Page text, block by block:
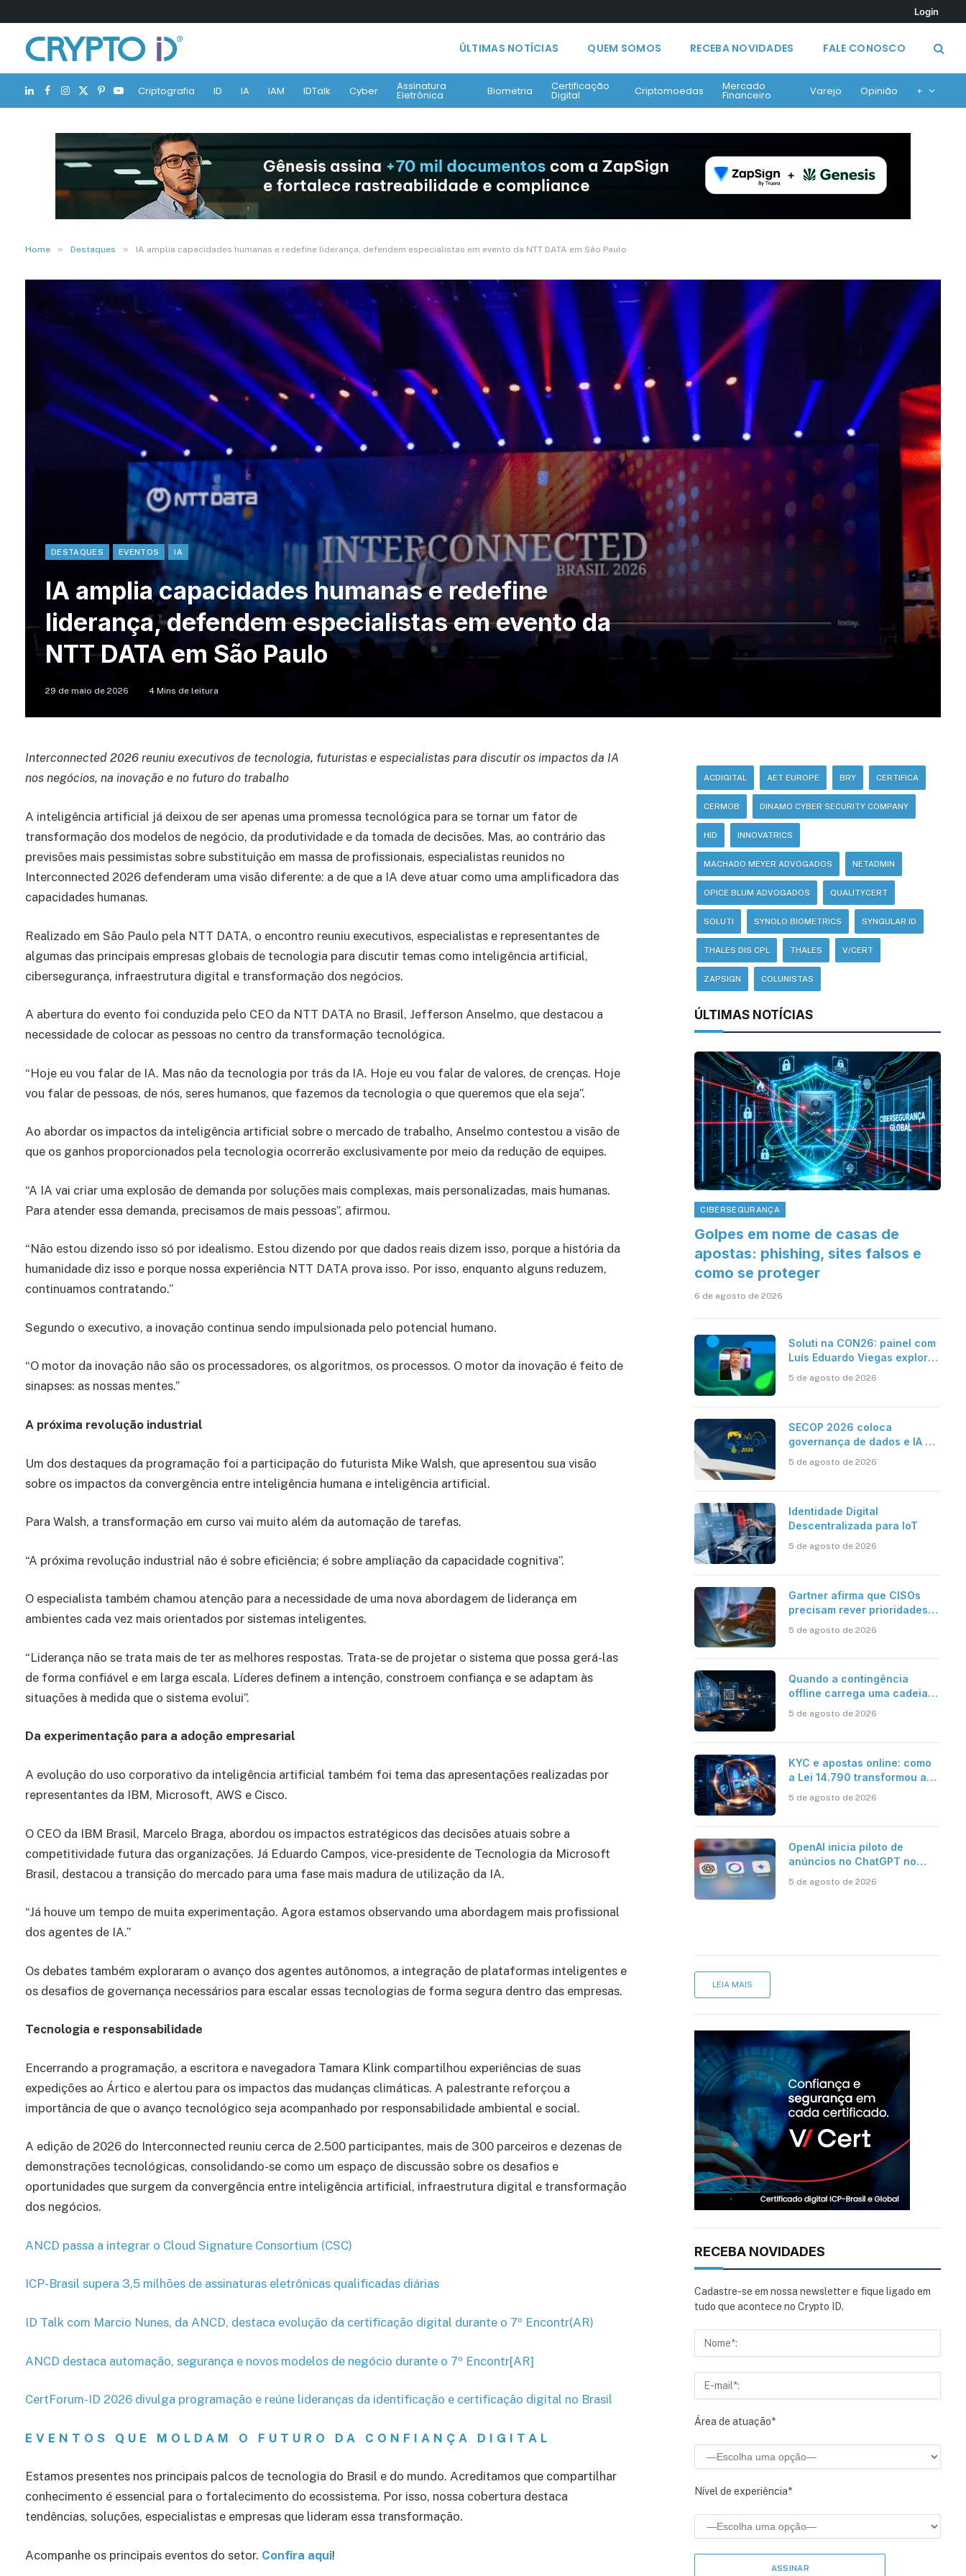
Login
ÚLTIMAS NOTÍCIAS QUEM SOMOS RECEBA NOVIDADES FALE CONOSCO
LinkedIn
Facebook
Instagram
X
(Twitter)
Pinterest
YouTubeCriptografia ID IA IAM IDTalk Cyber Assinatura
Eletrônica Biometria Certificação
Digital Criptomoedas Mercado
Financeiro Varejo Opinião +
Home » Destaques » IA amplia capacidades humanas e redefine liderança, defendem especialistas em evento da NTT DATA em São Paulo
DESTAQUES EVENTOS IA
IA amplia capacidades humanas e redefine
liderança, defendem especialistas em evento da
NTT DATA em São Paulo
29 de maio de 2026 4 Mins de leitura
Interconnected 2026 reuniu executivos de tecnologia, futuristas e especialistas para discutir os impactos da IA
nos negócios, na inovação e no futuro do trabalho
A inteligência artificial já deixou de ser apenas uma promessa tecnológica para se tornar um fator de
transformação dos modelos de negócio, da produtividade e da tomada de decisões. Mas, ao contrário das
previsões mais pessimistas sobre substituição em massa de profissionais, especialistas reunidos no
Interconnected 2026 defenderam uma visão diferente: a de que a IA deve atuar como uma amplificadora das
capacidades humanas.
Realizado em São Paulo pela NTT DATA, o encontro reuniu executivos, especialistas e representantes de
algumas das principais empresas globais de tecnologia para discutir temas como inteligência artificial,
cibersegurança, infraestrutura digital e transformação dos negócios.
A abertura do evento foi conduzida pelo CEO da NTT DATA no Brasil, Jefferson Anselmo, que destacou a
necessidade de colocar as pessoas no centro da transformação tecnológica.
“Hoje eu vou falar de IA. Mas não da tecnologia por trás da IA. Hoje eu vou falar de valores, de crenças. Hoje
vou falar de pessoas, de nós, seres humanos, que fazemos da tecnologia o que queremos que ela seja”.
Ao abordar os impactos da inteligência artificial sobre o mercado de trabalho, Anselmo contestou a visão de
que os ganhos proporcionados pela tecnologia ocorrerão exclusivamente por meio da redução de equipes.
“A IA vai criar uma explosão de demanda por soluções mais complexas, mais personalizadas, mais humanas.
Para atender essa demanda, precisamos de mais pessoas”, afirmou.
“Não estou dizendo isso só por idealismo. Estou dizendo por que dados reais dizem isso, porque a história da
humanidade diz isso e porque nossa experiência NTT DATA prova isso. Por isso, enquanto alguns reduzem,
continuamos contratando.”
Segundo o executivo, a inovação continua sendo impulsionada pelo potencial humano.
“O motor da inovação não são os processadores, os algoritmos, os processos. O motor da inovação é feito de
sinapses: as nossas mentes.”
A próxima revolução industrial
Um dos destaques da programação foi a participação do futurista Mike Walsh, que apresentou sua visão
sobre os impactos da convergência entre inteligência humana e inteligência artificial.
Para Walsh, a transformação em curso vai muito além da automação de tarefas.
“A próxima revolução industrial não é sobre eficiência; é sobre ampliação da capacidade cognitiva”.
O especialista também chamou atenção para a necessidade de uma nova abordagem de liderança em
ambientes cada vez mais orientados por sistemas inteligentes.
“Liderança não se trata mais de ter as melhores respostas. Trata-se de projetar o sistema que possa gerá-las
de forma confiável e em larga escala. Líderes definem a intenção, constroem confiança e se adaptam às
situações à medida que o sistema evolui”.
Da experimentação para a adoção empresarial
A evolução do uso corporativo da inteligência artificial também foi tema das apresentações realizadas por
representantes da IBM, Microsoft, AWS e Cisco.
O CEO da IBM Brasil, Marcelo Braga, abordou os impactos estratégicos das decisões atuais sobre a
competitividade futura das organizações. Já Eduardo Campos, vice-presidente de Tecnologia da Microsoft
Brasil, destacou a transição do mercado para uma fase mais madura de utilização da IA.
“Já houve um tempo de muita experimentação. Agora estamos observando uma abordagem mais profissional
dos agentes de IA.”
Os debates também exploraram o avanço dos agentes autônomos, a integração de plataformas inteligentes e
os desafios de governança necessários para escalar essas tecnologias de forma segura dentro das empresas.
Tecnologia e responsabilidade
Encerrando a programação, a escritora e navegadora Tamara Klink compartilhou experiências de suas
expedições ao Ártico e alertou para os impactos das mudanças climáticas. A palestrante reforçou a
importância de que o avanço tecnológico seja acompanhado por responsabilidade ambiental e social.
A edição de 2026 do Interconnected reuniu cerca de 2.500 participantes, mais de 300 parceiros e dezenas de
demonstrações tecnológicas, consolidando-se como um espaço de discussão sobre os desafios e
oportunidades que surgem da convergência entre inteligência artificial, infraestrutura digital e transformação
dos negócios.
ANCD passa a integrar o Cloud Signature Consortium (CSC)
ICP-Brasil supera 3,5 milhões de assinaturas eletrônicas qualificadas diárias
ID Talk com Marcio Nunes, da ANCD, destaca evolução da certificação digital durante o 7º Encontr(AR)
ANCD destaca automação, segurança e novos modelos de negócio durante o 7º Encontr[AR]
CertForum-ID 2026 divulga programação e reúne lideranças da identificação e certificação digital no Brasil
EVENTOS QUE MOLDAM O FUTURO DA CONFIANÇA DIGITAL
Estamos presentes nos principais palcos de tecnologia do Brasil e do mundo. Acreditamos que compartilhar
conhecimento é essencial para o fortalecimento do ecossistema. Por isso, nossa cobertura destaca
tendências, soluções, especialistas e empresas que lideram essa transformação.
Acompanhe os principais eventos do setor. Confira aqui!
ACDIGITAL AET EUROPE BRY CERTIFICA
CERMOB DINAMO CYBER SECURITY COMPANY
HID INNOVATRICS
MACHADO MEYER ADVOGADOS NETADMIN
OPICE BLUM ADVOGADOS QUALITYCERT
SOLUTI SYNOLO BIOMETRICS SYNGULAR ID
THALES DIS CPL THALES V/CERT
ZAPSIGN COLUNISTAS
ÚLTIMAS NOTÍCIAS
CIBERSEGURANÇA
Golpes em nome de casas de
apostas: phishing, sites falsos e
como se proteger
6 de agosto de 2026
Soluti na CON26: painel com
Luís Eduardo Viegas explora
eficiência da Contabilidade
5 de agosto de 2026
SECOP 2026 coloca
governança de dados e IA no
5 de agosto de 2026
Identidade Digital
Descentralizada para IoT
5 de agosto de 2026
Gartner afirma que CISOs
precisam rever prioridades
para enfrentar os desafios
5 de agosto de 2026
Quando a contingência
offline carrega uma cadeia
5 de agosto de 2026
KYC e apostas online: como
a Lei 14.790 transformou a
mercado brasileiro
5 de agosto de 2026
OpenAI inicia piloto de
anúncios no ChatGPT no
5 de agosto de 2026
LEIA MAIS
RECEBA NOVIDADES
Cadastre-se em nossa newsletter e fique ligado em
tudo que acontece no Crypto ID.
Área de atuação*
Nível de experiência*